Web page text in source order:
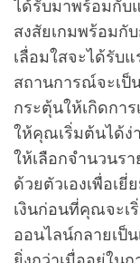
ได้รับมาพร้อมกับ
สงสัยเกมพร้อมกั
เลื่อมใสจะได้
สถานการณ์จะเป็
กระตุ้นให้เกิดกา
ให้คุณเริ่มต้นได้ง่
ให้เลือกจำนวนร
ด้วยตัวเองเพื่อเ
เงินก่อนที่คุณจะเ
ออนไลน์กลายเป็